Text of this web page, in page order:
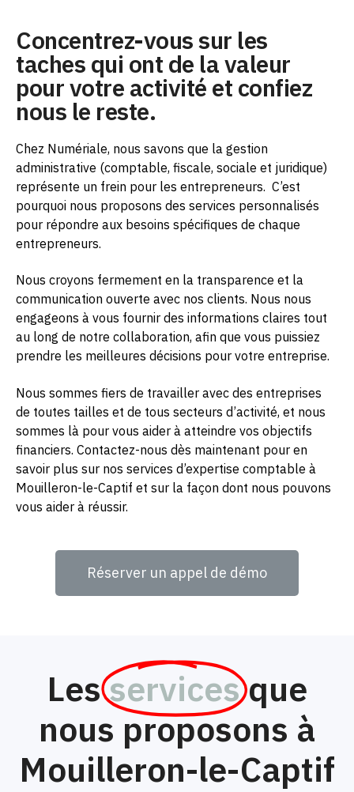
Concentrez-vous sur les
taches qui ont de la valeur
pour votre activité et confiez
nous le reste.
Chez Numériale, nous savons que la gestion
administrative (comptable, fiscale, sociale et juridique)
représente un frein pour les entrepreneurs. C’est
pourquoi nous proposons des services personnalisés
pour répondre aux besoins spécifiques de chaque
entrepreneurs.
Nous croyons fermement en la transparence et la
communication ouverte avec nos clients. Nous nous
engageons à vous fournir des informations claires tout
au long de notre collaboration, afin que vous puissiez
prendre les meilleures décisions pour votre entreprise.
Nous sommes fiers de travailler avec des entreprises
de toutes tailles et de tous secteurs d’activité, et nous
sommes là pour vous aider à atteindre vos objectifs
financiers. Contactez-nous dès maintenant pour en
savoir plus sur nos services d’expertise comptable à
Mouilleron-le-Captif et sur la façon dont nous pouvons
vous aider à réussir.
Réserver un appel de démo
Lesservices que
nous proposons à
Mouilleron-le-Captif